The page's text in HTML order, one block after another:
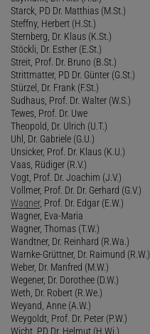
Starck, PD Dr. Matthias (M.St.)
Steffny, Herbert (H.St.)
Sternberg, Dr. Klaus (K.St.)
Stöckli, Dr. Esther (E.St.)
Streit, Prof. Dr. Bruno (B.St.)
Strittmatter, PD Dr. Günter (G.St.)
Stürzel, Dr. Frank (F.St.)
Sudhaus, Prof. Dr. Walter (W.S.)
Tewes, Prof. Dr. Uwe
Theopold, Dr. Ulrich (U.T.)
Uhl, Dr. Gabriele (G.U.)
Unsicker, Prof. Dr. Klaus (K.U.)
Vaas, Rüdiger (R.V.)
Vogt, Prof. Dr. Joachim (J.V.)
Vollmer, Prof. Dr. Dr. Gerhard (G.V.)
Wagner, Prof. Dr. Edgar (E.W.)
Wagner, Eva-Maria
Wagner, Thomas (T.W.)
Wandtner, Dr. Reinhard (R.Wa.)
Warnke-Grüttner, Dr. Raimund (R.W.)
Weber, Dr. Manfred (M.W.)
Wegener, Dr. Dorothee (D.W.)
Weth, Dr. Robert (R.We.)
Weyand, Anne (A.W.)
Weygoldt, Prof. Dr. Peter (P.W.)
Wicht, PD Dr. Helmut (H.Wi.)